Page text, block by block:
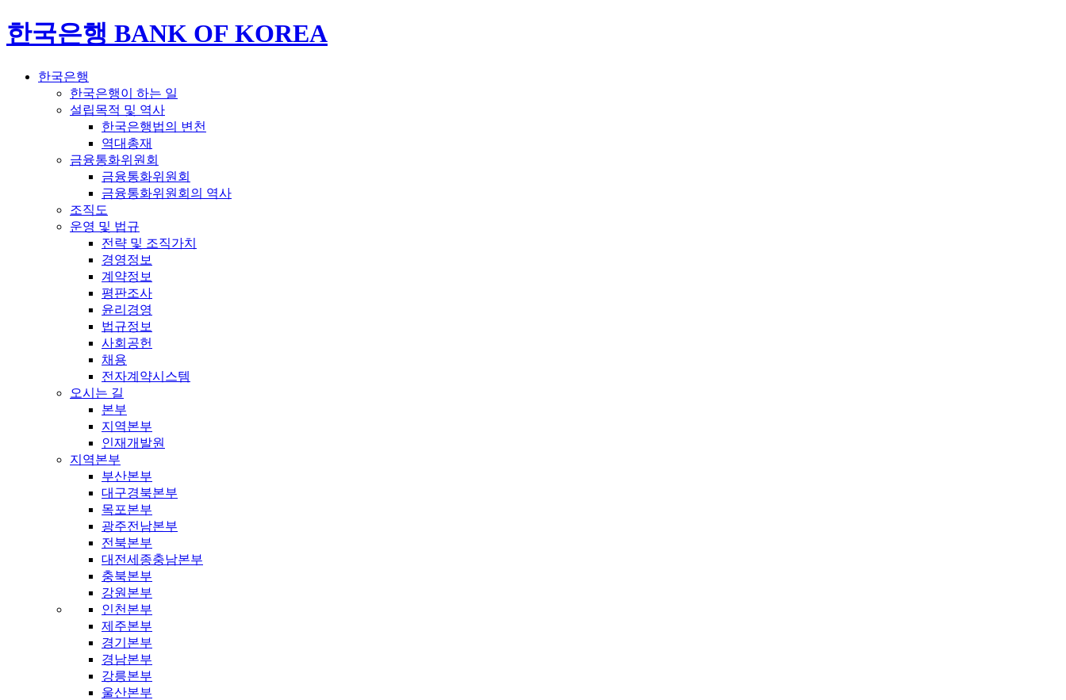
한국은행 BANK OF KOREA
한국은행
한국은행이 하는 일
설립목적 및 역사
한국은행법의 변천
역대총재
금융통화위원회
금융통화위원회
금융통화위원회의 역사
조직도
운영 및 법규
전략 및 조직가치
경영정보
계약정보
평판조사
윤리경영
법규정보
사회공헌
채용
전자계약시스템
오시는 길
본부
지역본부
인재개발원
지역본부
부산본부
대구경북본부
목포본부
광주전남본부
전북본부
대전세종충남본부
충북본부
강원본부
인천본부
제주본부
경기본부
경남본부
강릉본부
울산본부